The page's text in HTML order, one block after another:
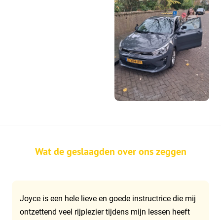
Wat de geslaagden over ons zeggen
Joyce is een hele lieve en goede instructrice die mij
ontzettend veel rijplezier tijdens mijn lessen heeft